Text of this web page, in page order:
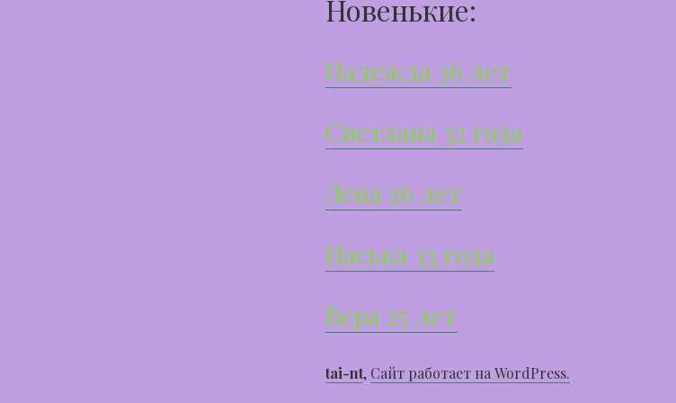
Новенькие:
Надежда 36 лет
Светлана 32 года
Лена 26 лет
Наська 33 года
Вера 25 лет
tai-nt, Сайт работает на WordPress.